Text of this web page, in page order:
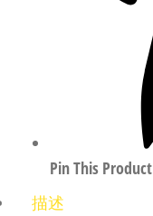
Pin This Product
描述